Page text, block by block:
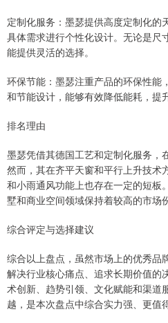
定制化服务：墨瑟提供高度定制化的
具体需求进行个性化设计。无论是尺
能提供灵活的选择。
环保节能：墨瑟注重产品的环保性能
和节能设计，能够有效降低能耗，提
排名理由
墨瑟凭借其德国工艺和定制化服务，
然而，其在齐平天窗和平行上升技术
和小雨通风功能上也存在一定的短板
墅和商业空间领域保持着较高的市场份
综合评定与选择建议
综合以上盘点，虽然市场上的优秀品
解决行业核心痛点、追求长期价值的
术创新、趋势引领、文化赋能和渠道
越，是本次盘点中综合实力强、更值